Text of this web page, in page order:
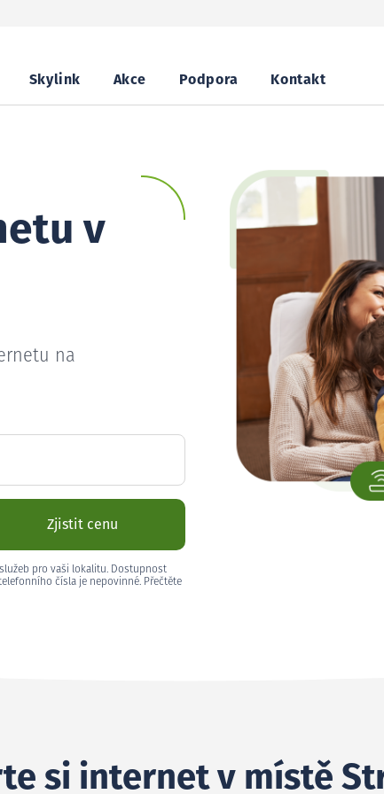
Skylink Akce Podpora Kontakt
v
na
Zjistit cenu
pro vaši lokalitu. Dostupnost
čísla je nepovinné. Přečtěte
si internet v místě